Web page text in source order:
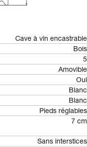
Cave à vin encastrable
Bois
5
Amovible
Oui
Blanc
Blanc
Pieds réglables
7 cm
Sans interstices